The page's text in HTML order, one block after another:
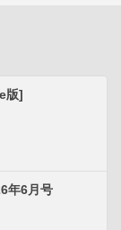
版]
年6月号